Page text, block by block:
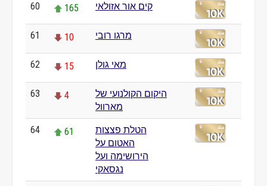
60 165 קים אור אזולאי
61 10 מרגו רובי
62 15 מאי גולן
63 4
היקום הקולנועי של
מארוול
64 61
הטלת פצצות
האטום על
הירושימה ועל
נגסאקי